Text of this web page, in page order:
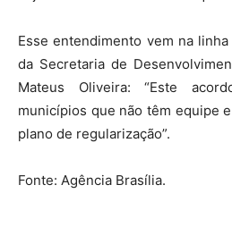
Esse entendimento vem na
da Secretaria de
Mateus Oliveira: “Este
municípios que não têm equipe
plano de regularização”.
Fonte: Agência Brasília.